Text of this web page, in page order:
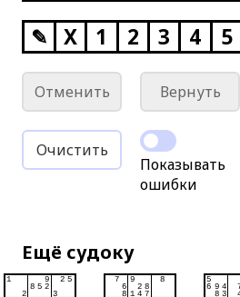
✎ X 1 2 3 4 5
Отменить Вернуть
Очистить
Показывать
ошибки
Ещё судоку